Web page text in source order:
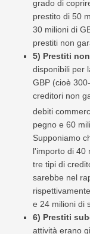
grado di
prestito di 50
30 milioni di
prestiti non
5) Prestiti
disponibili per
GBP (cioè
creditori non
debiti
pegno e 60
Supponiamo
l'importo di 40
tre tipi di
sarebbe nel
e 24 milioni di
6) Prestiti
attività erano